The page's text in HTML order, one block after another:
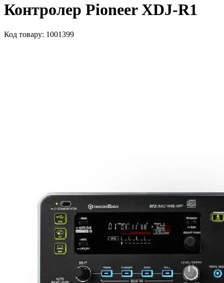
Контролер Pioneer XDJ-R1
Код товару: 1001399